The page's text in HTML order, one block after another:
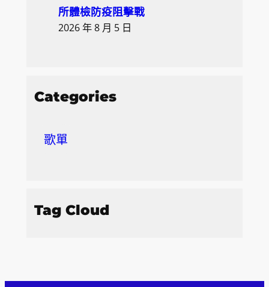
所體檢防疫阻擊戰
2026 年 8 月 5 日
Categories
歌單
Tag Cloud